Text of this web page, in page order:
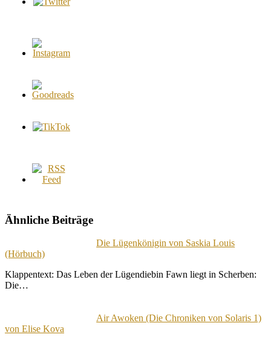
Ähnliche Beiträge
Die Lügenkönigin von Saskia Louis
(Hörbuch)
Klappentext: Das Leben der Lügendiebin Fawn liegt in Scherben:
Die…
Air Awoken (Die Chroniken von Solaris 1)
von Elise Kova